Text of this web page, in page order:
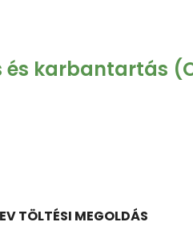
és karbantartás
EV TÖLTÉSI MEGOLDÁS